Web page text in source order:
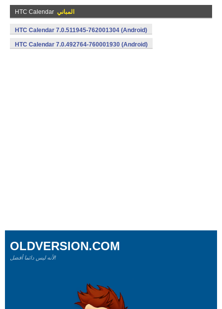
HTC Calendar المباني
HTC Calendar 7.0.511945-762001304 (Android)
HTC Calendar 7.0.492764-760001930 (Android)
OLDVERSION.COM
لأنه ليس دائما أفضل!